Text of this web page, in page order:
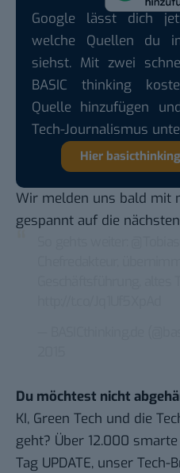
Google lässt dich
welche Quellen du
siehst. Mit zwei
BASIC thinking
Quelle hinzufügen
Tech-Journalismus
Hier
Wir melden uns bald mit
gespannt auf die
Du möchtest nicht
KI, Green Tech und die
geht? Über 12.000
Tag UPDATE, unser